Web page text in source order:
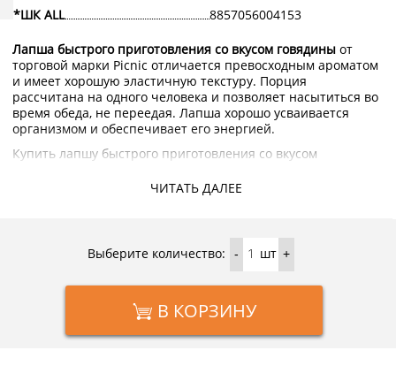
ЧИТАТЬ ДАЛЕЕ
*ШК ALL
8857056004153
Лапша быстрого приготовления со вкусом говядины от
торговой марки Picnic отличается превосходным ароматом
и имеет хорошую эластичную текстуру. Порция
рассчитана на одного человека и позволяет насытиться во
время обеда, не переедая. Лапша хорошо усваивается
организмом и обеспечивает его энергией.
Купить лапшу быстрого приготовления со вкусом
можно в интернет-магазине KorShop.ru.
Выберите количество: - шт +
В КОРЗИНУ